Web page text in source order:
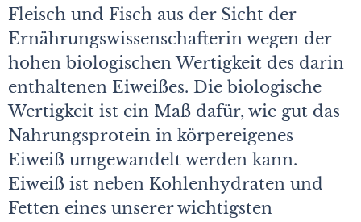
Fleisch und Fisch aus der Sicht der
Ernährungswissenschafterin wegen der
hohen biologischen Wertigkeit des darin
enthaltenen Eiweißes. Die biologische
Wertigkeit ist ein Maß dafür, wie gut das
Nahrungsprotein in körpereigenes
Eiweiß umgewandelt werden kann.
Eiweiß ist neben Kohlenhydraten und
Fetten eines unserer wichtigsten